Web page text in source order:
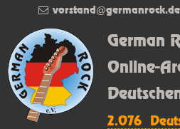
German
Online-
2.076
vorstand@germanrock.de